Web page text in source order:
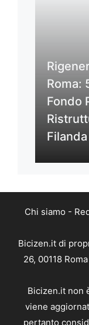
Roma:
Fondo
Chi siamo -
Bicizen.it di
26, 00118
Bicizen.it non
viene
pertanto